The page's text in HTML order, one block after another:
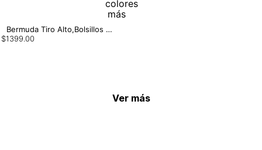
Bermuda Tiro Alto,Bolsillos Parche, Con
$1399.00
Ver más